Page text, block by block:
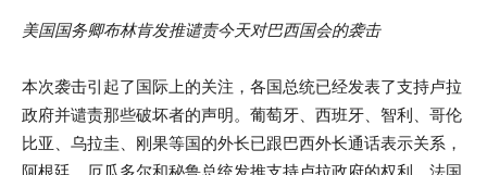
美国国务卿布林肯发推谴责今天对巴西国会的袭击
本次袭击引起了国际上的关注，各国总统已经发表了支持卢拉
政府并谴责那些破坏者的声明。葡萄牙、西班牙、智利、哥伦
比亚、乌拉圭、刚果等国的外长已跟巴西外长通话表示关系，